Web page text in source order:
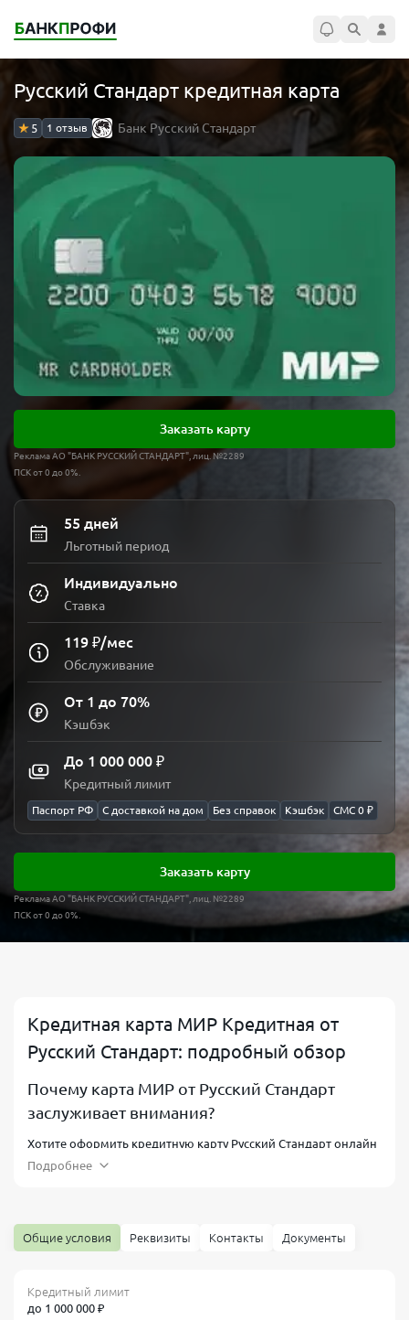
Русский Стандарт кредитная карта
5 1 отзыв Банк Русский Стандарт
Заказать карту
Реклама АО "БАНК РУССКИЙ СТАНДАРТ", лиц. №2289
ПСК от 0 до 0%.
55 дней
Льготный период
Индивидуально
Ставка
119 ₽/мес
Обслуживание
От 1 до 70%
Кэшбэк
До 1 000 000 ₽
Кредитный лимит
Паспорт РФ С доставкой на дом Без справок Кэшбэк СМС 0 ₽
Заказать карту
Реклама АО "БАНК РУССКИЙ СТАНДАРТ", лиц. №2289
ПСК от 0 до 0%.
Кредитная карта МИР Кредитная от
Русский Стандарт: подробный обзор
Почему карта МИР от Русский Стандарт
заслуживает внимания?
Хотите оформить кредитную карту Русский Стандарт онлайн
с реальными преимуществами для повседневных покупок?
Русский Стандарт кредитная карта которого доступна
гражданам РФ от 21 года, предлагает современные условия
Подробнее
Общие условия Реквизиты Контакты Документы
Кредитный лимит
до 1 000 000 ₽